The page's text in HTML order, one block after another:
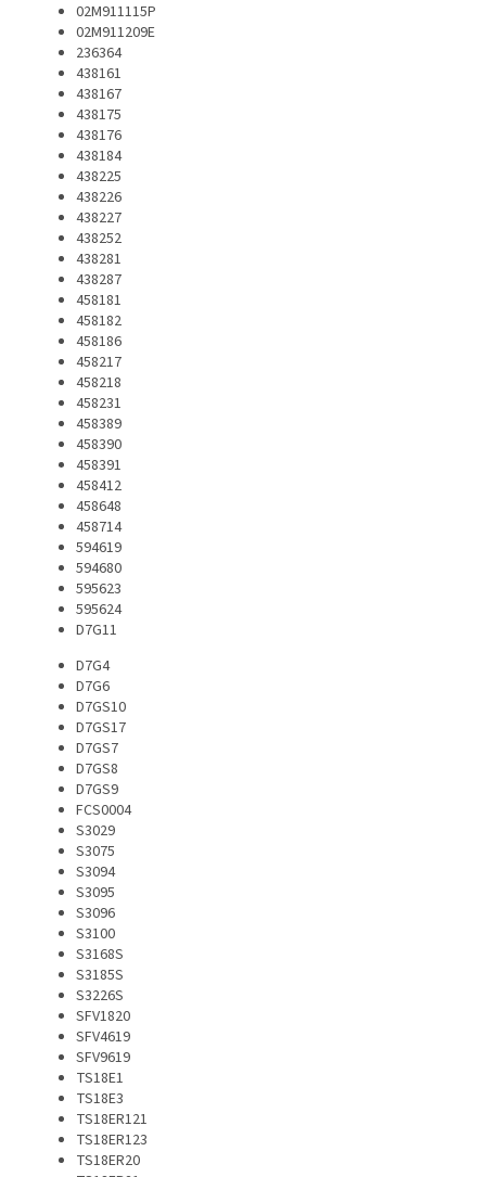
02M911115P
02M911209E
236364
438161
438167
438175
438176
438184
438225
438226
438227
438252
438281
438287
458181
458182
458186
458217
458218
458231
458389
458390
458391
458412
458648
458714
594619
594680
595623
595624
D7G11
D7G4
D7G6
D7GS10
D7GS17
D7GS7
D7GS8
D7GS9
FCS0004
S3029
S3075
S3094
S3095
S3096
S3100
S3168S
S3185S
S3226S
SFV1820
SFV4619
SFV9619
TS18E1
TS18E3
TS18ER121
TS18ER123
TS18ER20